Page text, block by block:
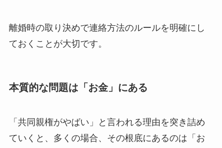
離婚時の取り決めで連絡方法のルールを明確にし
ておくことが大切です。
本質的な問題は「お金」にある
「共同親権がやばい」と言われる理由を突き詰め
ていくと、多くの場合、その根底にあるのは「お